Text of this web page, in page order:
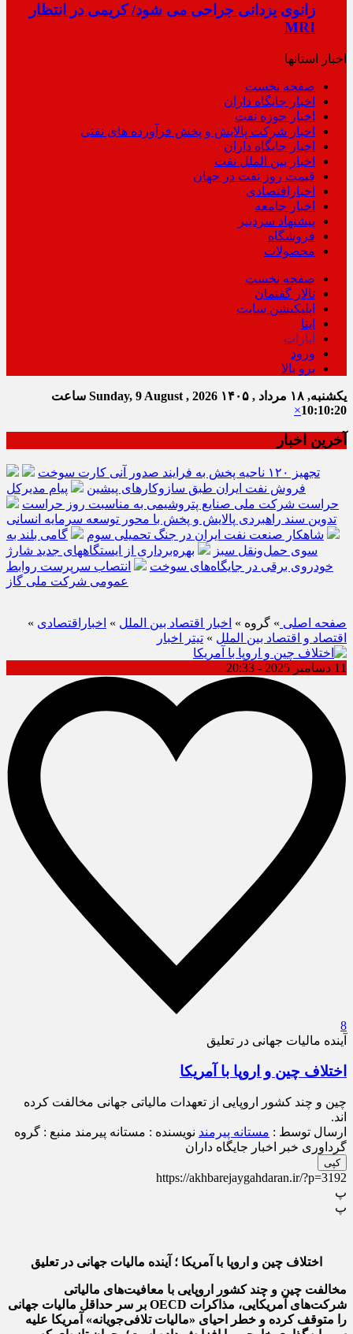
زانوی یزدانی جراحی می شود/ کریمی در انتظار
MRI
اخبار استانها
صفحه نخست
اخبار جایگاه داران
اخبار حوزه نفت
اخبار شرکت پالایش و پخش فرآورده های نفتی
اخبار جایگاه داران
اخبار بین الملل نفت
قیمت روز نفت در جهان
اخباراقتصادی
اخبار جامعه
پیشنهاد سردبیر
فروشگاه
محصولات
صفحه نخست
تالار گفتمان
اپلیکیشن سایت
ایتا
آپارات
ورود
برو بالا
یکشنبه, ۱۸ مرداد , ۱۴۰۵ Sunday, 9 August , 2026 ساعت
10:10:21
×
آخرین اخبار
تجهیز ۱۲۰ ناحیه پخش به فرایند صدور آنی کارت سوخت
فروش نفت ایران طبق سازوکارهای پیشین
پیام مدیرکل
حراست شرکت ملی صنایع پتروشیمی به مناسبت روز حراست
تدوین سند راهبردی پالایش و پخش با محور توسعه سرمایه انسانی
شاهکار صنعت نفت ایران در جنگ تحمیلی سوم
گامی بلند به
سوی حمل‌ونقل سبز
بهره‌برداری از ایستگاههای جدید شارژ
خودروی برقی در جایگاه‌های سوخت
انتصاب سرپرست روابط
عمومی شرکت ملی گاز
صفحه اصلی » گروه » اخبار اقتصاد بین الملل » اخباراقتصادی »
اقتصاد و اقتصاد بین الملل » تیتر اخبار
11 دسامبر 2025 - 20:33
8
آینده مالیات جهانی در تعلیق
اختلاف چین و اروپا با آمریکا
چین و چند کشور اروپایی از تعهدات مالیاتی جهانی مخالفت کرده
اند.
ارسال توسط : مستانه پیرمند نویسنده : مستانه پیرمند منبع : گروه
گرداوری خبر اخبار جایگاه داران
کپی
https://akhbarejaygahdaran.ir/?p=3192
پ
پ
اختلاف چین و اروپا با آمریکا ؛ آینده مالیات جهانی در تعلیق
مخالفت چین و چند کشور اروپایی با معافیت‌های مالیاتی
شرکت‌های آمریکایی، مذاکرات OECD بر سر حداقل مالیات جهانی
را متوقف کرده و خطر احیای «مالیات تلافی‌جویانه» آمریکا علیه